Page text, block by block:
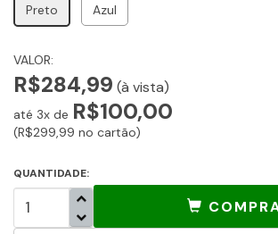
Preto Azul
VALOR:
R$284,99 (à vista)
até 3x de R$100,00
(R$299,99 no cartão)
QUANTIDADE: